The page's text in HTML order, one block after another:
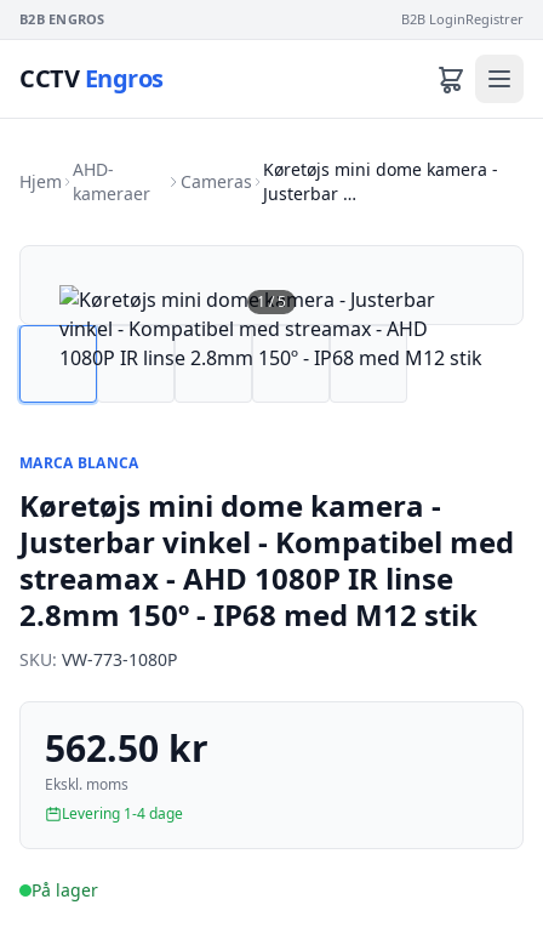
B2B ENGROS B2B LoginRegistrer
CCTVEngros
Hjem
AHD-
kameraer
Cameras
Køretøjs mini dome kamera -
Justerbar …
1 /5
MARCA BLANCA
Køretøjs mini dome kamera -
Justerbar vinkel - Kompatibel med
streamax - AHD 1080P IR linse
2.8mm 150º - IP68 med M12 stik
SKU: VW-773-1080P
562.50 kr
Ekskl. moms
Levering 1-4 dage
På lager